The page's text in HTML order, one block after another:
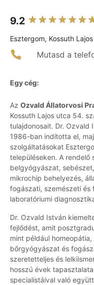
9.2
Esztergom, Kossuth
Mutasd a
Egy cég:
Az Ozvald Állatorvosi
Kossuth Lajos utca 54.
tulajdonosait. Dr. Ozvald
1986-ban indította el,
szolgáltatásokat
településeken. A rendelő
belgyógyászat,
mikrochip behelyezés,
fogászati, szemészeti és
laboratóriumi
Dr. Ozvald István
fejlődést, amit
mint például
bőrgyógyászat és
szeretetteljes és
hosszú évek
specialistáival való